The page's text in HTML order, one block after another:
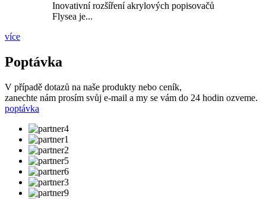
Inovativní rozšíření akrylových popisovačů
Flysea je...
více
Poptávka
V případě dotazů na naše produkty nebo ceník,
zanechte nám prosím svůj e-mail a my se vám do 24 hodin ozveme.
poptávka